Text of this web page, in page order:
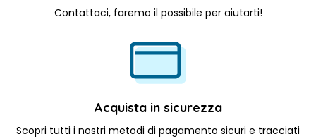
Contattaci, faremo il possibile per aiutarti!
Acquista in sicurezza
Scopri tutti i nostri metodi di pagamento sicuri e tracciati